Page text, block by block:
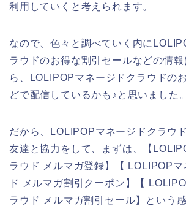
利用していくと考えられます。
なので、色々と調べていく内に
ラウドのお得な割引セールなどの情報
ら、LOLIPOPマネージドクラウドの
どで配信しているかも♪と思いました。
だから、LOLIPOPマネージドクラウ
友達と協力をして、まずは、【
ラウド メルマガ登録】【 LOLIPOPマ
ド メルマガ割引クーポン】【
ラウド メルマガ割引セール】という